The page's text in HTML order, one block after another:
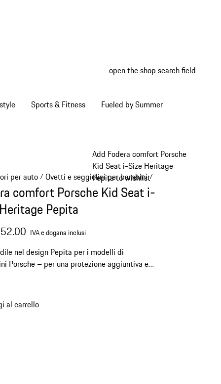
open the shop search field
Sports & Fitness Fueled by Summer
Add Fodera comfort Porsche
Kid Seat i-Size Heritage
Pepita to wishlist
per auto/ Ovetti e seggiolini per bambini/
comfort Porsche Kid Seat i-
Pepita
IVA e dogana inclusi
nel design Pepita per i modelli di
Porsche – per una protezione aggiuntiva e
al carrello